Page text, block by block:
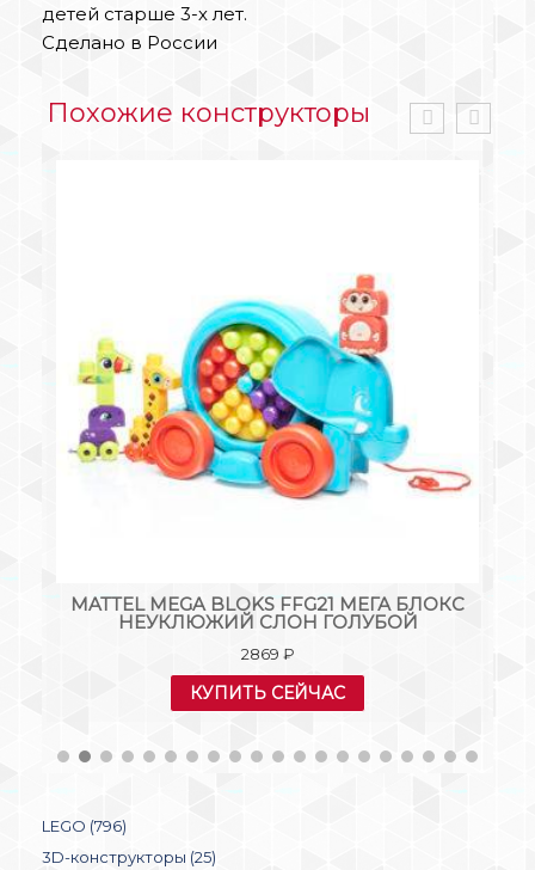
детей старше 3-х лет.
Сделано в России
Похожие конструкторы
MATTEL MEGA BLOKS FFG21 МЕГА БЛОКС
НЕУКЛЮЖИЙ СЛОН ГОЛУБОЙ
2869 ₽
КУПИТЬ СЕЙЧАС
LEGO (796)
3D-конструкторы (25)